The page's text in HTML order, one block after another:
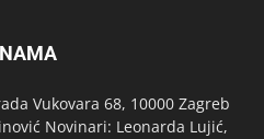
Vukovara 68, 10000 Zagreb
Novinari: Leonarda Lujić,